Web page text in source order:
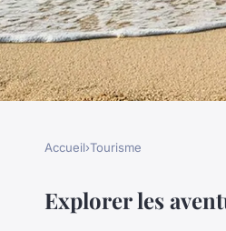
:
Accueil›Tourisme
Explorer les